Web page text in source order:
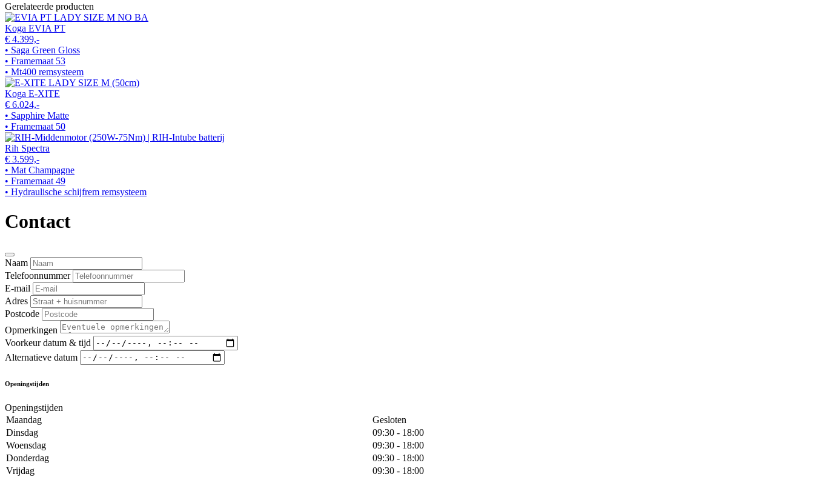
Gerelateerde producten
Koga EVIA PT
€ 4.399,-
• Saga Green Gloss
• Framemaat 53
• Mt400 remsysteem
Koga E-XITE
€ 6.024,-
• Sapphire Matte
• Framemaat 50
Rih Spectra
€ 3.599,-
• Mat Champagne
• Framemaat 49
• Hydraulische schijfrem remsysteem
Contact
Naam
Telefoonnummer
E-mail
Adres
Postcode
Opmerkingen
Voorkeur datum & tijd
Alternatieve datum
Openingstijden
Openingstijden
Maandag
Gesloten
Dinsdag
09:30 - 18:00
Woensdag
09:30 - 18:00
Donderdag
09:30 - 18:00
Vrijdag
09:30 - 18:00